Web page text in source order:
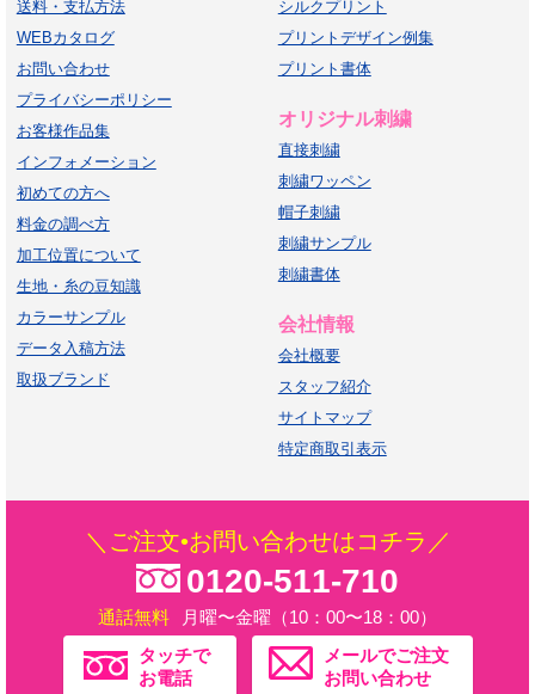
送料・支払方法
WEBカタログ
お問い合わせ
プライバシーポリシー
お客様作品集
インフォメーション
初めての方へ
料金の調べ方
加工位置について
生地・糸の豆知識
カラーサンプル
データ入稿方法
取扱ブランド
シルクプリント
プリントデザイン例集
プリント書体
オリジナル刺繍
直接刺繍
刺繍ワッペン
帽子刺繍
刺繍サンプル
刺繍書体
会社情報
会社概要
スタッフ紹介
サイトマップ
特定商取引表示
＼ご注文•お問い合わせはコチラ／
0120-511-710
通話無料
月曜〜金曜（10：00〜18：00）
タッチで
お電話
メールでご注文
お問い合わせ